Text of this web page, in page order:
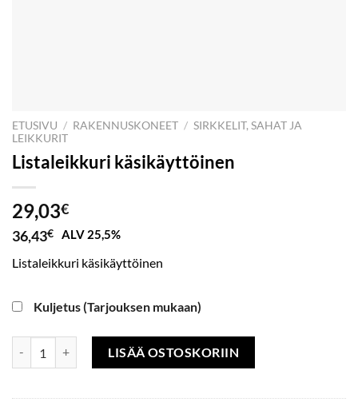
ETUSIVU / RAKENNUSKONEET / SIRKKELIT, SAHAT JA
LEIKKURIT
Listaleikkuri käsikäyttöinen
29,03€
36,43€ ALV 25,5%
Listaleikkuri käsikäyttöinen
Kuljetus (Tarjouksen mukaan)
Listaleikkuri käsikäyttöinen määrä
LISÄÄ OSTOSKORIIN